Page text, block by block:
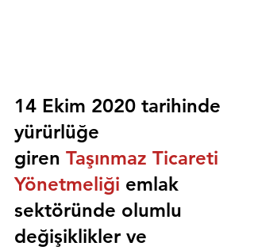
14 Ekim 2020 tarihinde
yürürlüğe
giren Taşınmaz Ticareti
Yönetmeliği emlak
sektöründe olumlu
değişiklikler ve